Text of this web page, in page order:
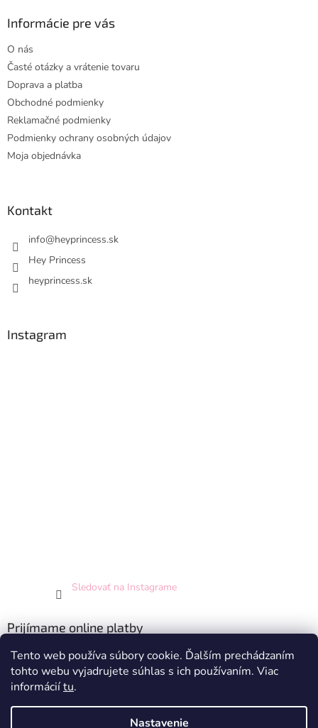
Tento web používa súbory cookie. Ďalším prechádzaním
tohto webu vyjadrujete súhlas s ich používaním. Viac
informáciítu.
Nastavenie
Informácie pre vás
O nás
Časté otázky a vrátenie tovaru
Doprava a platba
Obchodné podmienky
Reklamačné podmienky
Podmienky ochrany osobných údajov
Moja objednávka
Kontakt
info@heyprincess.sk
Hey Princess
heyprincess.sk
Instagram
Sledovať na Instagrame
Prijímame online platby